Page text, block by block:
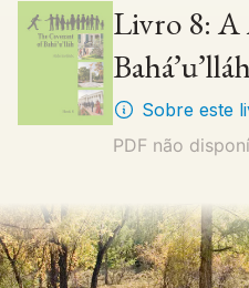
Livro 8: A
Bahá’u’lláh
Sobre este
PDF não